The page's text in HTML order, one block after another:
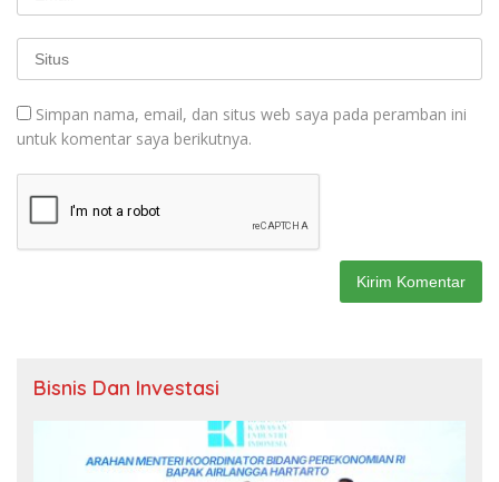
Simpan nama, email, dan situs web saya pada peramban ini
untuk komentar saya berikutnya.
Bisnis Dan Investasi